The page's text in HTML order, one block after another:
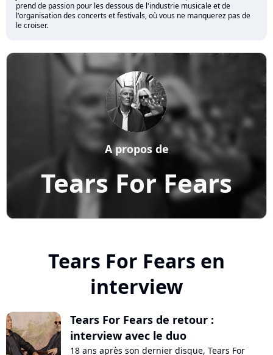
prend de passion pour les dessous de l'industrie musicale et de
l'organisation des concerts et festivals, où vous ne manquerez pas de
le croiser.
Tears For Fears
A propos de
Tears For Fears en
interview
Tears For Fears de retour :
interview avec le duo
18 ans après son dernier disque, Tears For